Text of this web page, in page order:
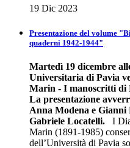
19 Dic 2023
Presentazione del volume
quaderni 1942-1944"
Martedì 19 dicembre
Universitaria di Pavia
Marin - I manoscritti di
La presentazione
Anna Modena e
Gabriele Locatelli. I
Marin (1891-1985)
dell’Università di Pavia